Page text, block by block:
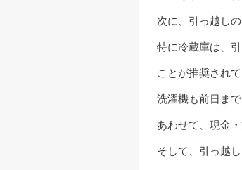
次に、引っ越し
特に冷蔵庫は、
ことが推奨されて
洗濯機も前日ま
あわせて、現金
そして、引っ越